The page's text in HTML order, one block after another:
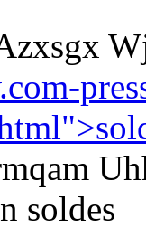
soldes